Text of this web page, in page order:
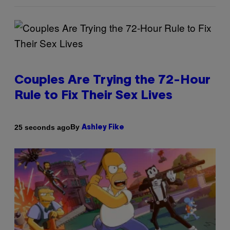
Couples Are Trying the 72-Hour
Rule to Fix Their Sex Lives
25 seconds agoBy Ashley Fike